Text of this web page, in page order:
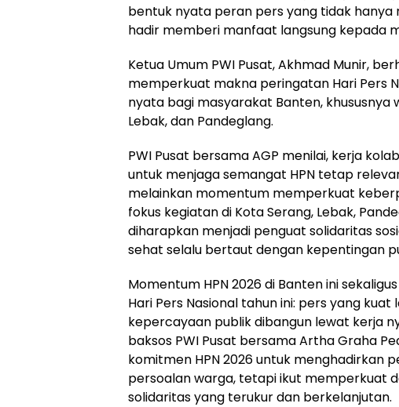
bentuk nyata peran pers yang tidak
hadir memberi manfaat langsung kepada
Ketua Umum PWI Pusat, Akhmad Munir,
memperkuat makna peringatan Hari Pers
nyata bagi masyarakat Banten, khususnya
Lebak, dan Pandeglang.
PWI Pusat bersama AGP menilai, kerja
untuk menjaga semangat HPN tetap
melainkan momentum memperkuat
fokus kegiatan di Kota Serang, Lebak,
diharapkan menjadi penguat solidaritas
sehat selalu bertaut dengan kepentingan
Momentum HPN 2026 di Banten ini
Hari Pers Nasional tahun ini: pers yang
kepercayaan publik dibangun lewat kerja
baksos PWI Pusat bersama Artha Graha
komitmen HPN 2026 untuk menghadirkan
persoalan warga, tetapi ikut memperkuat
solidaritas yang terukur dan berkelanjutan.